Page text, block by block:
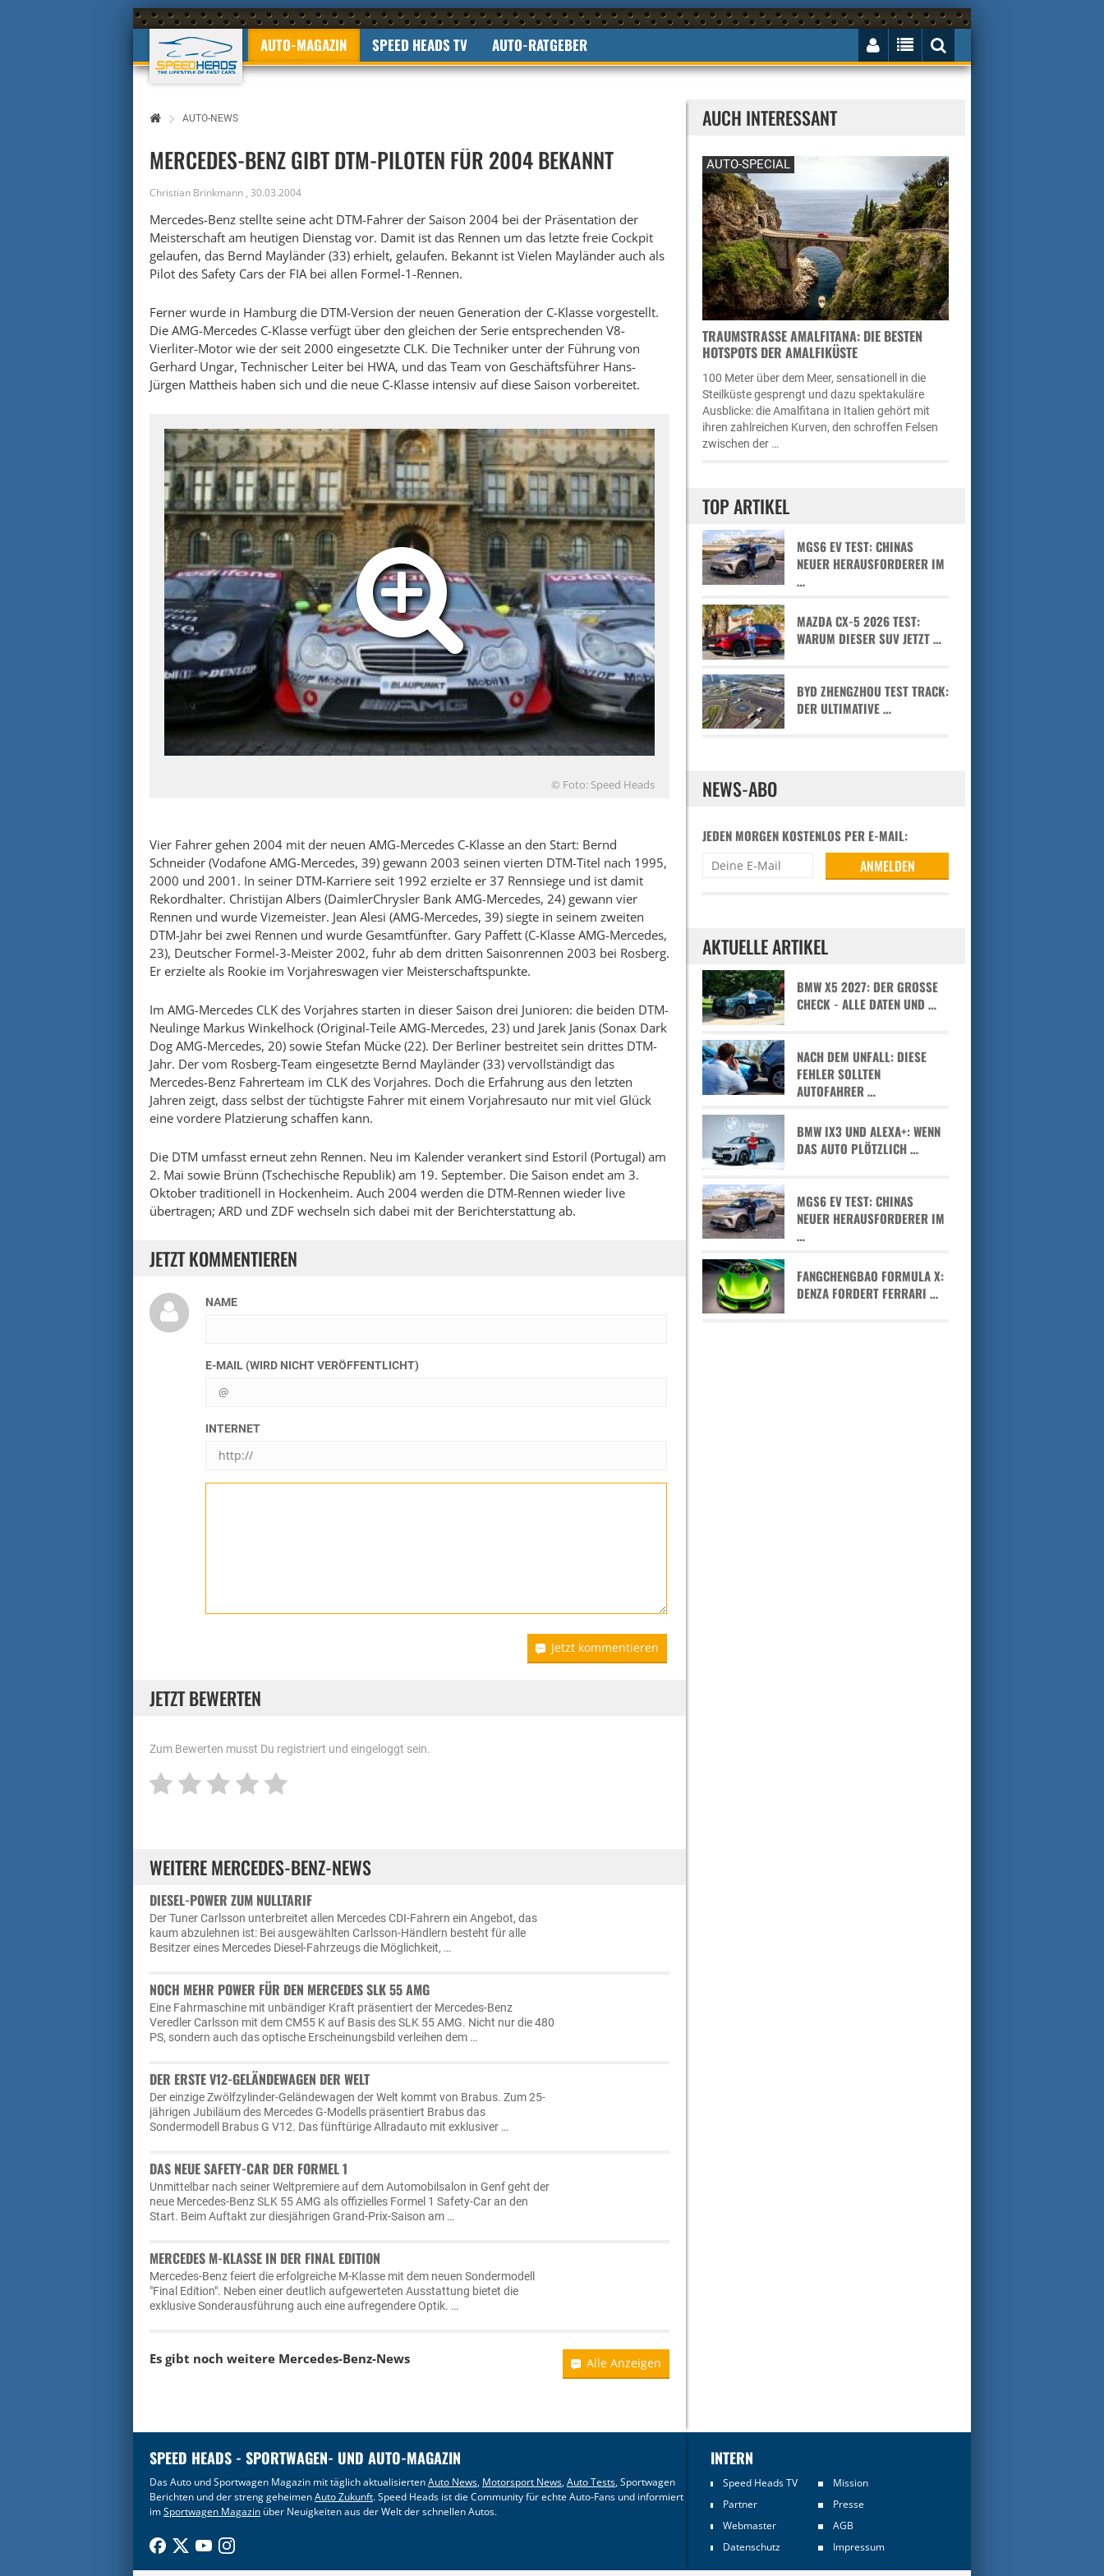
AUTO-MAGAZIN SPEED HEADS TV AUTO-RATGEBER
AUTO-NEWS
MERCEDES-BENZ GIBT DTM-PILOTEN FÜR 2004 BEKANNT
Christian Brinkmann , 30.03.2004
Mercedes-Benz stellte seine acht DTM-Fahrer der Saison 2004 bei der Präsentation der
Meisterschaft am heutigen Dienstag vor. Damit ist das Rennen um das letzte freie Cockpit
gelaufen, das Bernd Mayländer (33) erhielt, gelaufen. Bekannt ist Vielen Mayländer auch als
Pilot des Safety Cars der FIA bei allen Formel-1-Rennen.
Ferner wurde in Hamburg die DTM-Version der neuen Generation der C-Klasse vorgestellt.
Die AMG-Mercedes C-Klasse verfügt über den gleichen der Serie entsprechenden V8-
Vierliter-Motor wie der seit 2000 eingesetzte CLK. Die Techniker unter der Führung von
Gerhard Ungar, Technischer Leiter bei HWA, und das Team von Geschäftsführer Hans-
Jürgen Mattheis haben sich und die neue C-Klasse intensiv auf diese Saison vorbereitet.
© Foto: Speed Heads
Vier Fahrer gehen 2004 mit der neuen AMG-Mercedes C-Klasse an den Start: Bernd
Schneider (Vodafone AMG-Mercedes, 39) gewann 2003 seinen vierten DTM-Titel nach 1995,
2000 und 2001. In seiner DTM-Karriere seit 1992 erzielte er 37 Rennsiege und ist damit
Rekordhalter. Christijan Albers (DaimlerChrysler Bank AMG-Mercedes, 24) gewann vier
Rennen und wurde Vizemeister. Jean Alesi (AMG-Mercedes, 39) siegte in seinem zweiten
DTM-Jahr bei zwei Rennen und wurde Gesamtfünfter. Gary Paffett (C-Klasse AMG-Mercedes,
23), Deutscher Formel-3-Meister 2002, fuhr ab dem dritten Saisonrennen 2003 bei Rosberg.
Er erzielte als Rookie im Vorjahreswagen vier Meisterschaftspunkte.
Im AMG-Mercedes CLK des Vorjahres starten in dieser Saison drei Junioren: die beiden DTM-
Neulinge Markus Winkelhock (Original-Teile AMG-Mercedes, 23) und Jarek Janis (Sonax Dark
Dog AMG-Mercedes, 20) sowie Stefan Mücke (22). Der Berliner bestreitet sein drittes DTM-
Jahr. Der vom Rosberg-Team eingesetzte Bernd Mayländer (33) vervollständigt das
Mercedes-Benz Fahrerteam im CLK des Vorjahres. Doch die Erfahrung aus den letzten
Jahren zeigt, dass selbst der tüchtigste Fahrer mit einem Vorjahresauto nur mit viel Glück
eine vordere Platzierung schaffen kann.
Die DTM umfasst erneut zehn Rennen. Neu im Kalender verankert sind Estoril (Portugal) am
2. Mai sowie Brünn (Tschechische Republik) am 19. September. Die Saison endet am 3.
Oktober traditionell in Hockenheim. Auch 2004 werden die DTM-Rennen wieder live
übertragen; ARD und ZDF wechseln sich dabei mit der Berichterstattung ab.
JETZT KOMMENTIEREN
NAME
E-MAIL (WIRD NICHT VERÖFFENTLICHT)
INTERNET
Jetzt kommentieren
JETZT BEWERTEN
Zum Bewerten musst Du registriert und eingeloggt sein.
WEITERE MERCEDES-BENZ-NEWS
DIESEL-POWER ZUM NULLTARIF
Der Tuner Carlsson unterbreitet allen Mercedes CDI-Fahrern ein Angebot, das
kaum abzulehnen ist: Bei ausgewählten Carlsson-Händlern besteht für alle
Besitzer eines Mercedes Diesel-Fahrzeugs die Möglichkeit, …
NOCH MEHR POWER FÜR DEN MERCEDES SLK 55 AMG
Eine Fahrmaschine mit unbändiger Kraft präsentiert der Mercedes-Benz
Veredler Carlsson mit dem CM55 K auf Basis des SLK 55 AMG. Nicht nur die 480
PS, sondern auch das optische Erscheinungsbild verleihen dem …
DER ERSTE V12-GELÄNDEWAGEN DER WELT
Der einzige Zwölfzylinder-Geländewagen der Welt kommt von Brabus. Zum 25-
jährigen Jubiläum des Mercedes G-Modells präsentiert Brabus das
Sondermodell Brabus G V12. Das fünftürige Allradauto mit exklusiver …
DAS NEUE SAFETY-CAR DER FORMEL 1
Unmittelbar nach seiner Weltpremiere auf dem Automobilsalon in Genf geht der
neue Mercedes-Benz SLK 55 AMG als offizielles Formel 1 Safety-Car an den
Start. Beim Auftakt zur diesjährigen Grand-Prix-Saison am …
MERCEDES M-KLASSE IN DER FINAL EDITION
Mercedes-Benz feiert die erfolgreiche M-Klasse mit dem neuen Sondermodell
"Final Edition". Neben einer deutlich aufgewerteten Ausstattung bietet die
exklusive Sonderausführung auch eine aufregendere Optik. …
Es gibt noch weitere Mercedes-Benz-News Alle Anzeigen
AUCH INTERESSANT
AUTO-SPECIAL
TRAUMSTRASSE AMALFITANA: DIE BESTEN H
OTSPOTS DER AMALFIKÜSTE
100 Meter über dem Meer, sensationell in die
Steilküste gesprengt und dazu spektakuläre
Ausblicke: die Amalfitana in Italien gehört mit
ihren zahlreichen Kurven, den schroffen Felsen
zwischen der …
TOP ARTIKEL
MGS6 EV TEST: CHINAS
NEUER HERAUSFORDERER IM
…
MAZDA CX-5 2026 TEST:
WARUM DIESER SUV JETZT …
BYD ZHENGZHOU TEST TRACK:
DER ULTIMATIVE …
NEWS-ABO
JEDEN MORGEN KOSTENLOS PER E-MAIL:
AKTUELLE ARTIKEL
BMW X5 2027: DER GROSSE C
HECK - ALLE DATEN UND …
NACH DEM UNFALL: DIESE
FEHLER SOLLTEN
AUTOFAHRER …
BMW IX3 UND ALEXA+: WENN
DAS AUTO PLÖTZLICH …
MGS6 EV TEST: CHINAS
NEUER HERAUSFORDERER IM
…
FANGCHENGBAO FORMULA X:
DENZA FORDERT FERRARI …
SPEED HEADS - SPORTWAGEN- UND AUTO-MAGAZIN
Das Auto und Sportwagen Magazin mit täglich aktualisiertenAuto News, Motorsport News,Auto Tests, Sportwagen
Berichten und der streng geheimenAuto Zukunft. Speed Heads ist die Community für echte Auto-Fans und informiert
imSportwagen Magazin über Neuigkeiten aus der Welt der schnellen Autos.
INTERN
Speed Heads TV
Mission
Partner
Presse
Webmaster
AGB
Datenschutz
Impressum